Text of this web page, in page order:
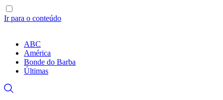
Ir para o conteúdo
ABC
América
Bonde do Barba
Últimas